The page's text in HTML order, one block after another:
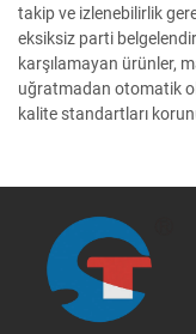
takip ve izlenebilirlik
eksiksiz parti
karşılamayan ürünler,
uğratmadan otomatik
kalite standartları